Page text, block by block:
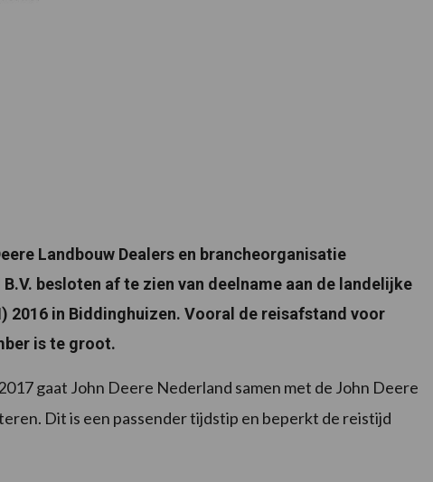
Landbouw Dealers en brancheorganisatie
besloten af te zien van deelname aan de landelijke
2016 in Biddinghuizen. Vooral de reisafstand voor
is te groot.
gaat John Deere Nederland samen met de John Deere
Dit is een passender tijdstip en beperkt de reistijd